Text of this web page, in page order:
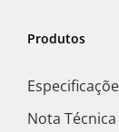
Produtos
Nota Técnica